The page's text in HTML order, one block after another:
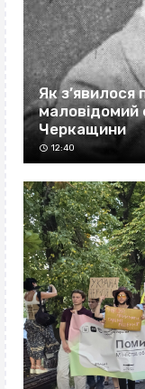
Як з’явилося
маловідомий
Черкащини
12:40